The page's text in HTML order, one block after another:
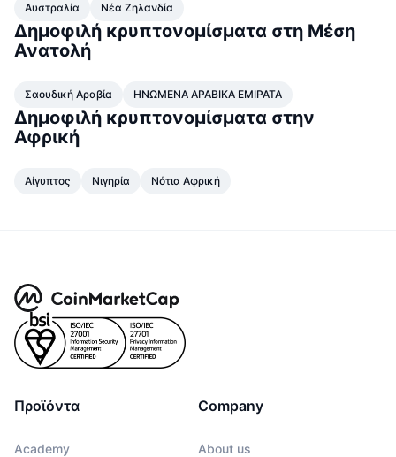
Κρυπτο
Πολιτική
Αθλητισμός
Οικονομικά
Τεχνολογία
Συνολικά στατιστικά NFT
Προσεχείς πωλήσεις
Διαπραγματεύσιμα Αμοιβαία Κεφάλαια Εθέριουμ
RSI
Εκκαθαρίσεις
Επιτόκια χρηματοδότησης
Academy
Βίντεο
Ανταμοιβές Diamonds
Μάθετε και Κερδίστε
Ημερολόγια
Ημερολόγιο ICO
Αυστραλία Νέα Ζηλανδία
Δημοφιλή κρυπτονομίσματα στη Μέση
Ανατολή
Σαουδική Αραβία ΗΝΩΜΕΝΑ ΑΡΑΒΙΚΑ ΕΜΙΡΑΤΑ
Δημοφιλή κρυπτονομίσματα στην
Αφρική
Αίγυπτος Νιγηρία Νότια Αφρική
Προϊόντα
Academy
Company
About us